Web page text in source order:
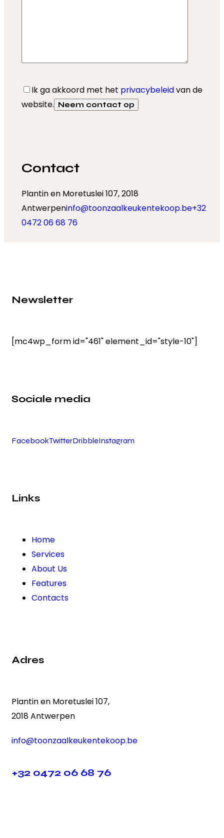
Ik ga akkoord met het privacybeleidvan de
website.
Contact
Plantin en Moretuslei 107, 2018
Antwerpeninfo@toonzaalkeukentekoop.be+32
0472 06 68 76
Adres
Plantin en Moretuslei 107,
2018 Antwerpen
info@toonzaalkeukentekoop.be
+32 0472 06 68 76
Links
Home
Services
About Us
Features
Contacts
Sociale media
FacebookTwitterDribbleInstagram
Newsletter
[mc4wp_form id="461" element_id="style-10"]